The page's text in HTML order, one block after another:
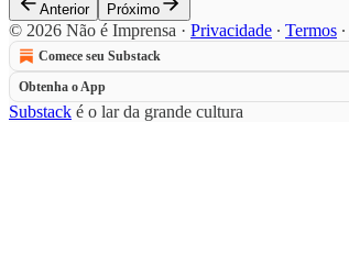
Anterior Próximo
© 2026 Não é Imprensa · Privacidade ∙ Termos ∙
Comece seu Substack
Obtenha o App
Substack é o lar da grande cultura